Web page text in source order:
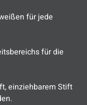
für jede
für die
einziehbarem Stift